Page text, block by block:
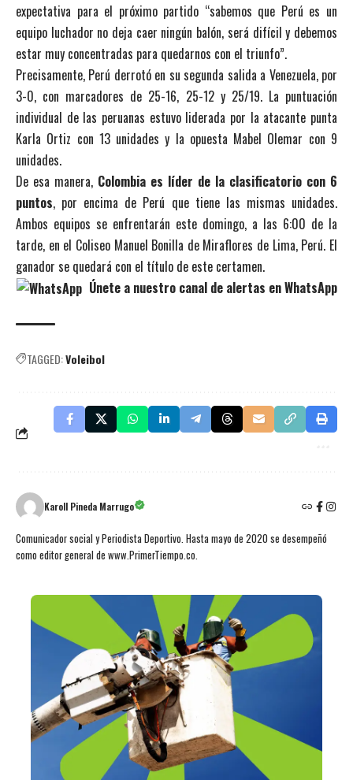
expectativa para el próximo partido “sabemos que Perú es un
equipo luchador no deja caer ningún balón, será difícil y debemos
estar muy concentradas para quedarnos con el triunfo”.
Precisamente, Perú derrotó en su segunda salida a Venezuela, por
3-0, con marcadores de 25-16, 25-12 y 25/19. La puntuación
individual de las peruanas estuvo liderada por la atacante punta
Karla Ortiz con 13 unidades y la opuesta Mabel Olemar con 9
unidades.
De esa manera, Colombia es líder de la clasificatorio con 6
puntos, por encima de Perú que tiene las mismas unidades.
Ambos equipos se enfrentarán este domingo, a las 6:00 de la
tarde, en el Coliseo Manuel Bonilla de Miraflores de Lima, Perú. El
ganador se quedará con el título de este certamen.
Únete a nuestro canal de alertas en WhatsApp
TAGGED:Voleibol
Karoll Pineda Marrugo
Comunicador social y Periodista Deportivo. Hasta mayo de 2020 se desempeñó
como editor general de www.PrimerTiempo.co.